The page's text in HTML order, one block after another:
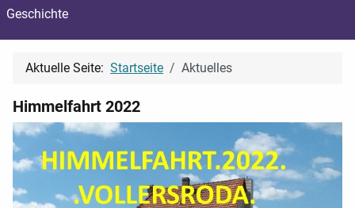
Geschichte
Aktuelle Seite: Startseite Aktuelles
Himmelfahrt 2022